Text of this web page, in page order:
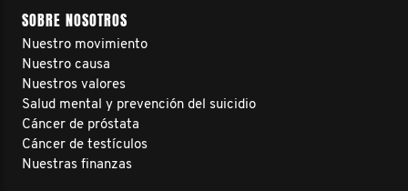
SOBRE NOSOTROS
Nuestro movimiento
Nuestro causa
Nuestros valores
Salud mental y prevención del suicidio
Cáncer de próstata
Cáncer de testículos
Nuestras finanzas